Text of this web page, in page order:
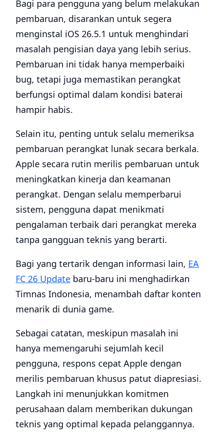
Bagi para pengguna yang belum melakukan
pembaruan, disarankan untuk segera
menginstal iOS 26.5.1 untuk menghindari
masalah pengisian daya yang lebih serius.
Pembaruan ini tidak hanya memperbaiki
bug, tetapi juga memastikan perangkat
berfungsi optimal dalam kondisi baterai
hampir habis.
Selain itu, penting untuk selalu memeriksa
pembaruan perangkat lunak secara berkala.
Apple secara rutin merilis pembaruan untuk
meningkatkan kinerja dan keamanan
perangkat. Dengan selalu memperbarui
sistem, pengguna dapat menikmati
pengalaman terbaik dari perangkat mereka
tanpa gangguan teknis yang berarti.
Bagi yang tertarik dengan informasi lain, EA
FC 26 Update baru-baru ini menghadirkan
Timnas Indonesia, menambah daftar konten
menarik di dunia game.
Sebagai catatan, meskipun masalah ini
hanya memengaruhi sejumlah kecil
pengguna, respons cepat Apple dengan
merilis pembaruan khusus patut diapresiasi.
Langkah ini menunjukkan komitmen
perusahaan dalam memberikan dukungan
teknis yang optimal kepada pelanggannya.